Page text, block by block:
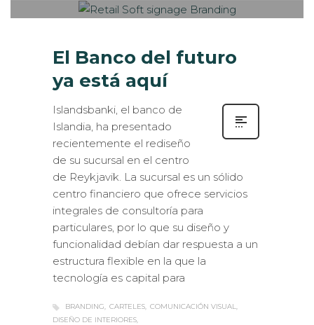
El Banco del futuro
ya está aquí
Islandsbanki, el banco de
Islandia, ha presentado
recientemente el rediseño
de su sucursal en el centro
de Reykjavik. La sucursal es un sólido
centro financiero que ofrece servicios
integrales de consultoría para
particulares, por lo que su diseño y
funcionalidad debían dar respuesta a un
estructura flexible en la que la
tecnología es capital para
BRANDING CARTELES COMUNICACIÓN VISUAL
DISEÑO DE INTERIORES